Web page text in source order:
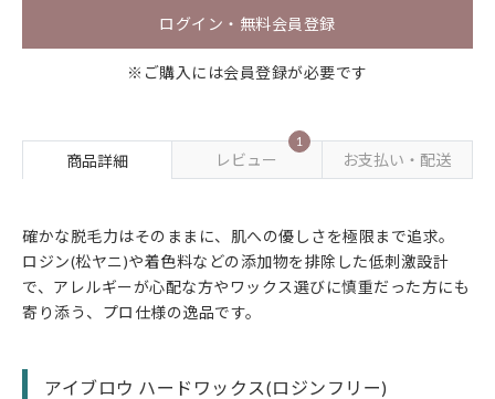
ログイン・無料会員登録
※ご購入には会員登録が必要です
商品詳細 レビュー
1
お支払い・配送
確かな脱毛力はそのままに、肌への優しさを極限まで追求。
ロジン(松ヤニ)や着色料などの添加物を排除した低刺激設計
で、アレルギーが心配な方やワックス選びに慎重だった方にも
寄り添う、プロ仕様の逸品です。
アイブロウ ハードワックス(ロジンフリー)